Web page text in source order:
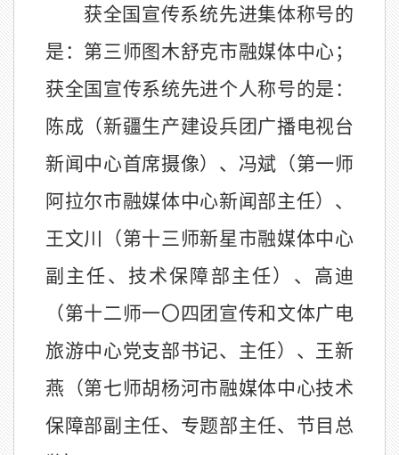
获全国宣传系统先进集体称号的
是： 第三师图木舒克市融媒体中心；
获全国宣传系统先进个人称号的是：
陈成 （新疆生产建设兵团广播电视台
新闻中心首席摄像）、 冯斌 （第一师
阿拉尔市融媒体中心新闻部主任）、
王文川
（第十三师新星市融媒体中心
副主任、技术保障部主任）、 高迪
（第十二师一〇四团宣传和文体广电
旅游中心党支部书记、主任）、 王新
燕 （第七师胡杨河市融媒体中心技术
保障部副主任、专题部主任、节目总